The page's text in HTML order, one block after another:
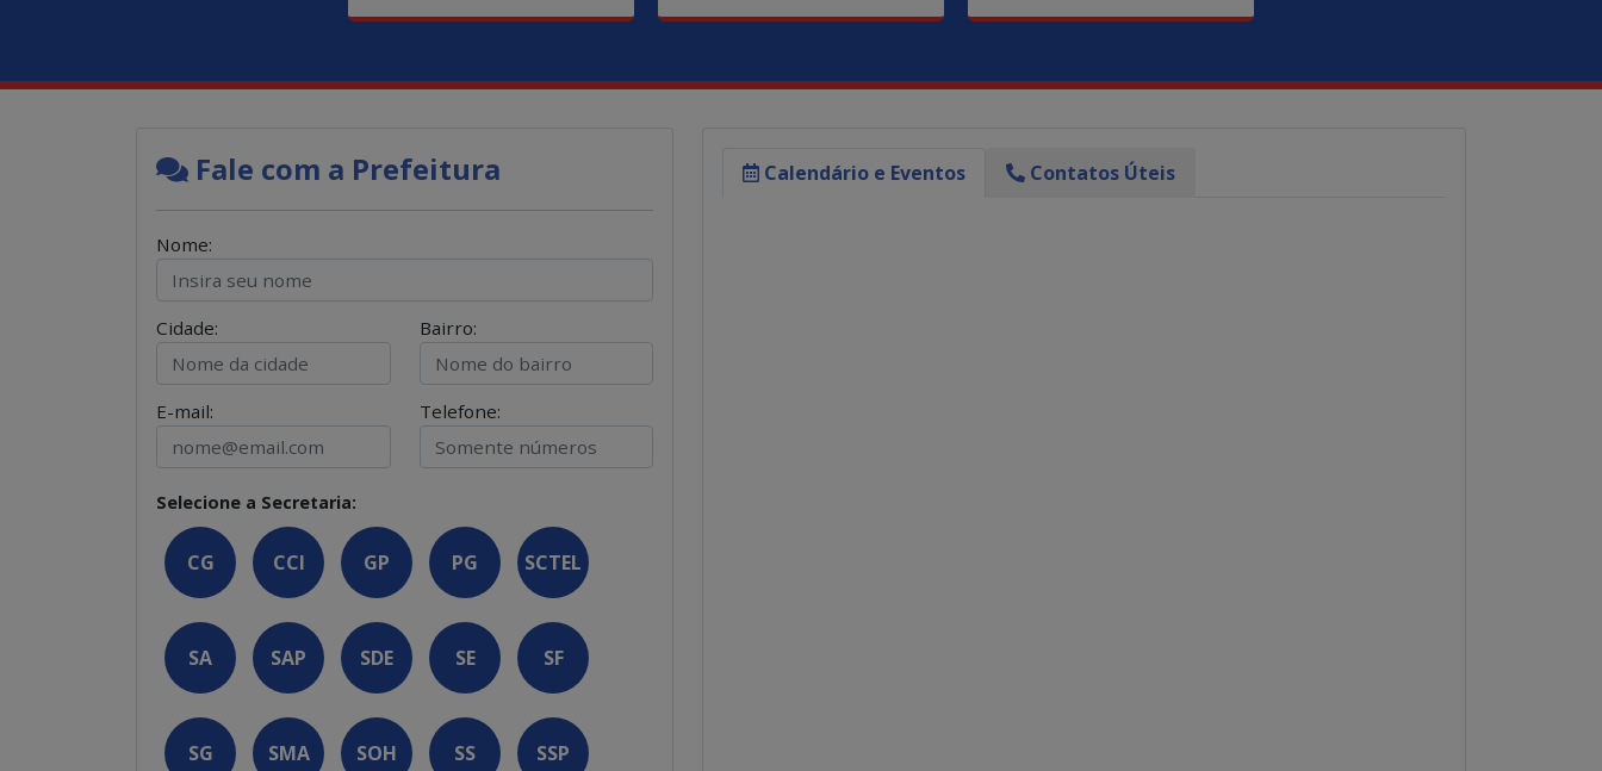
Fale com a Prefeitura
Nome:
Cidade: Bairro:
E-mail: Telefone:
Selecione a Secretaria:
CG CCI GP PG SCTEL
SA SAP SDE SE SF
SG SMA SOH SS SSP
Calendário e Eventos Contatos Úteis